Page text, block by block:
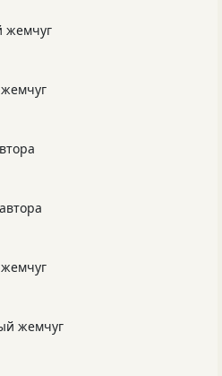
жемчуг
жемчуг